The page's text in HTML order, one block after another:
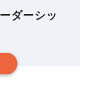
ダーシッ